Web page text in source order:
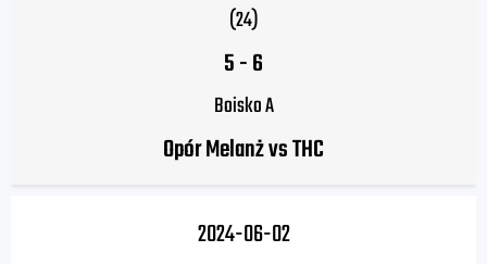
(24)
5-6
Boisko A
Opór Melanż vs THC
2024-06-02